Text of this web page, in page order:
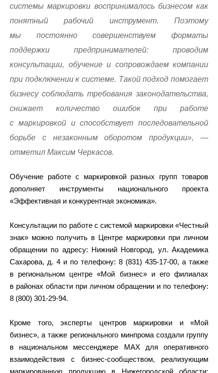
системы маркировки воспринималось бизнесом как
понятный рабочий инструмент. Поэтому
мы постоянно совершенствуем форматы
поддержки предпринимателей: проводим
консультации, обучение и сопровождаем компании
при подключении к системе. Такой подход помогает
бизнесу соблюдать требования законодательства,
снижает количество ошибок при работе
с маркировкой и способствует последовательной
борьбе с незаконным оборотом продукции», —
отметил Максим Черкасов.
Обучение работе с маркировкой разных групп товаров
дополняет инструменты национального проекта
«Эффективная и конкурентная экономика».
Консультации по работе с системой маркировки «Честный
знак» можно получить в Центре маркировки при личном
обращении по адресу: Нижний Новгород, ул. Академика
Сахарова, д. 4 и по телефону: 8 (831) 435-17-00, а также
в региональном центре «Мой бизнес» и его филиалах
в районах области при личном обращении и по телефону:
8 (800) 301-29-94.
Кроме того, эксперты центров маркировки и «Мой
бизнес», а также регионального минпрома создали группу
в национальном мессенджере MAX для оперативного
взаимодействия с бизнес-сообществом, реализующим
маркированную продукцию в Нижегородской области: